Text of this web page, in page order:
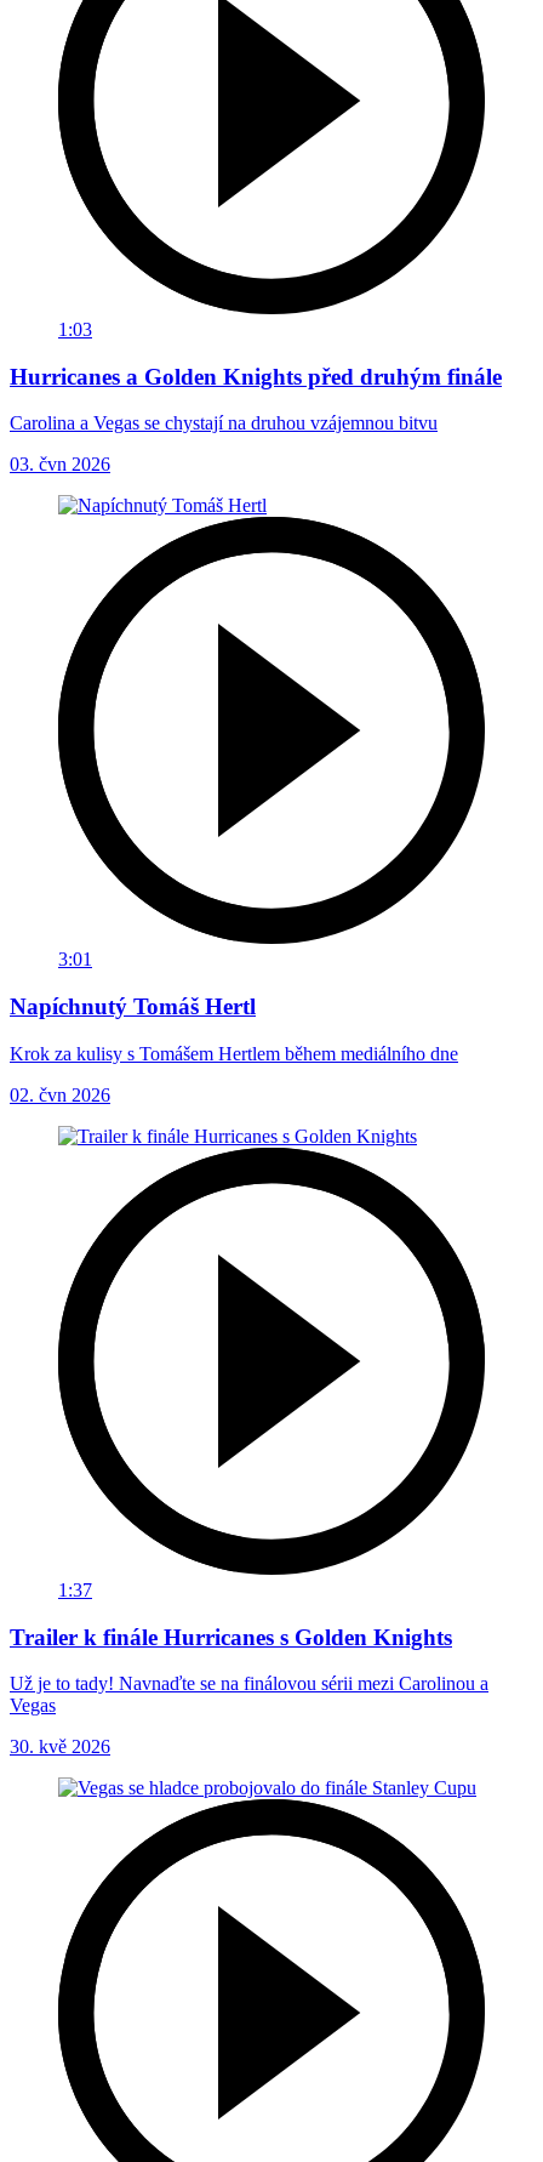
1:03
Hurricanes a Golden Knights před druhým finále
Carolina a Vegas se chystají na druhou vzájemnou bitvu
03. čvn 2026
3:01
Napíchnutý Tomáš Hertl
Krok za kulisy s Tomášem Hertlem během mediálního dne
02. čvn 2026
1:37
Trailer k finále Hurricanes s Golden Knights
Už je to tady! Navnaďte se na finálovou sérii mezi Carolinou a
Vegas
30. kvě 2026